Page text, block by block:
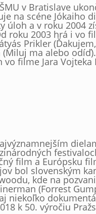
v Bratislave
na scéne Jókaiho
úloh a v roku 2004
roku 2003 hrá i vo
Prikler
(Miluj ma alebo
vo filme Jara
film a Európsku
bol slovenským
kde na
(Forrest
niekoľko
k 50. výročiu